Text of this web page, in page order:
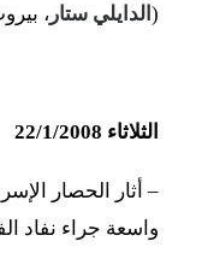
( الدايلي ستار ،
الثلاثاء 22/1/2008
– أثار الحصار
واسعة جراء نفاد